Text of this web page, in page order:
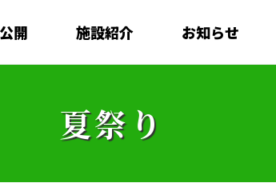
開 施設紹介 お知らせ
夏祭り